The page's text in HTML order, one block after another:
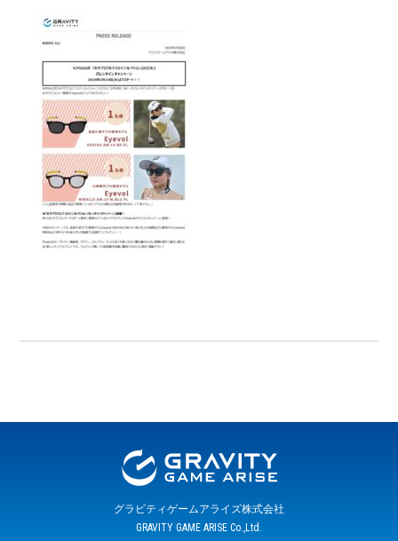
グラビティゲームアライズ株式会社
GRAVITY GAME ARISE Co.,Ltd.